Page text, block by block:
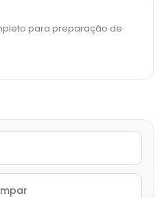
para preparação de